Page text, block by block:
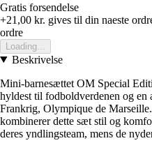
Gratis forsendelse
+21,00 kr. gives til din naeste
ordre
Loading...
Beskrivelse
Mini-barnesættet OM Special
hyldest til fodboldverdenen og en
Frankrig, Olympique de
kombinerer dette sæt stil og
deres yndlingsteam, mens de